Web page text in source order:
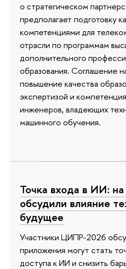
о стратегическом
предполагает подготовку
компетенциями для
отрасли по программам
дополнительного
образования. Соглашение
повышение качества
экспертизой и
инженеров, владеющих
машинного обучения.
Точка входа в ИИ:
обсудили влияние
будущее
Участники ЦИПР-2026
приложения могут стать
доступа к ИИ и снизить